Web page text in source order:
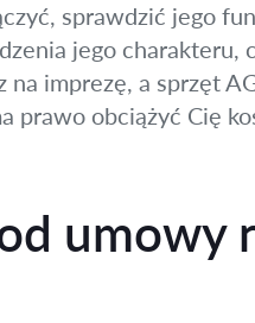
sprawdzić jego
jego
na imprezę, a sprzęt
prawo obciążyć Cię
umowy